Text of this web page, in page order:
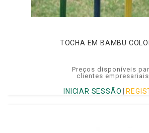
TOCHA EM BAMBU
Preços disponíveis
clientes empresariais
INICIAR SESSÃO